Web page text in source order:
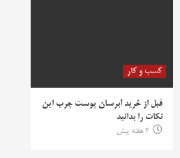
کسب و کار
قبل از خرید آبرسان پوست چرب این
نکات را بدانید
2 هفته پیش